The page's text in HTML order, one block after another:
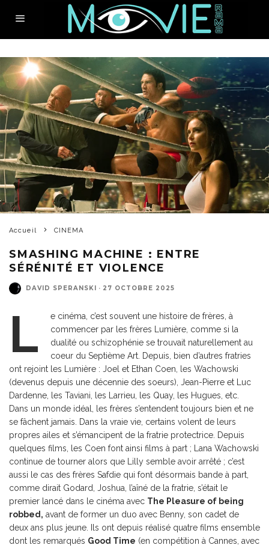
Accueil CINEMA
SMASHING MACHINE : ENTRE
SÉRÉNITÉ ET VIOLENCE
DAVID SPERANSKI · 27 OCTOBRE 2025
L
e cinéma, c’est souvent une histoire de frères, à
commencer par les frères Lumière, comme si la
dualité ou schizophénie se trouvait naturellement au
coeur du Septième Art. Depuis, bien d’autres fratries
ont rejoint les Lumière : Joel et Ethan Coen, les Wachowski
(devenus depuis une décennie des soeurs), Jean-Pierre et Luc
Dardenne, les Taviani, les Larrieu, les Quay, les Hugues, etc.
Dans un monde idéal, les frères s’entendent toujours bien et ne
se fâchent jamais. Dans la vraie vie, certains volent de leurs
propres ailes et s’émancipent de la fratrie protectrice. Depuis
quelques films, les Coen font ainsi films à part ; Lana Wachowski
continue de tourner alors que Lilly semble avoir arrêté ; c’est
aussi le cas des frères Safdie qui font désormais bande à part,
comme dirait Godard, Joshua, l’aîné de la fratrie, s’était le
premier lancé dans le cinéma avec The Pleasure of being
robbed, avant de former un duo avec Benny, son cadet de
deux ans plus jeune. Ils ont depuis réalisé quatre films ensemble
dont les remarqués Good Time (en compétition à Cannes, avec